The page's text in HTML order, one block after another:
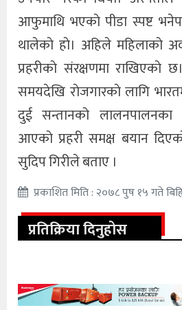
आफुमाथि भएकाे पीडा स्पष्ट
थालेकाे हाे। अहिले महिलाकाे
प्रहरीकाे संरक्षणमा राखिएकाे
समयदेखि राेजगारकाे लागि
दुई सन्तानको लालनपालनका
आएकाे प्रहरी समक्ष बयान
सुदिप गिरीले बताए ।
प्रकाशित मिति : २०७८ पुष १५ गते
प्रतिक्रिया दिनुहोस